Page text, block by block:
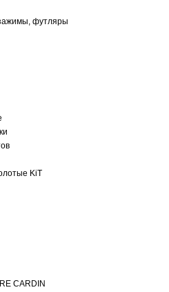
футляры
KiT
CARDIN